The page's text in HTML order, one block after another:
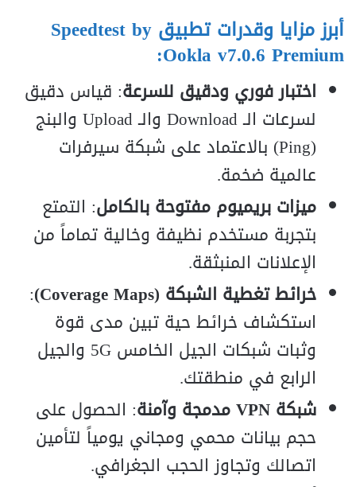
أبرز مزايا وقدرات تطبيق Speedtest by
Ookla v7.0.6 Premium:
اختبار فوري ودقيق للسرعة: قياس دقيق
لسرعات الـ Download والـ Upload والبنج
(Ping) بالاعتماد على شبكة سيرفرات
عالمية ضخمة.
ميزات بريميوم مفتوحة بالكامل: التمتع
بتجربة مستخدم نظيفة وخالية تماماً من
الإعلانات المنبثقة.
خرائط تغطية الشبكة (Coverage Maps)
:
استكشاف خرائط حية تبين مدى قوة
وثبات شبكات الجيل الخامس 5G والجيل
الرابع في منطقتك.
شبكة VPN مدمجة وآمنة
: الحصول على
حجم بيانات محمي ومجاني يومياً لتأمين
اتصالك وتجاوز الحجب الجغرافي.